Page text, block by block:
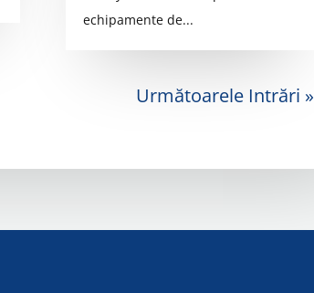
echipamente de...
Următoarele Intrări »